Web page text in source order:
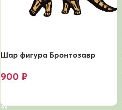
Шар фигура Бронтозавр
900 ₽